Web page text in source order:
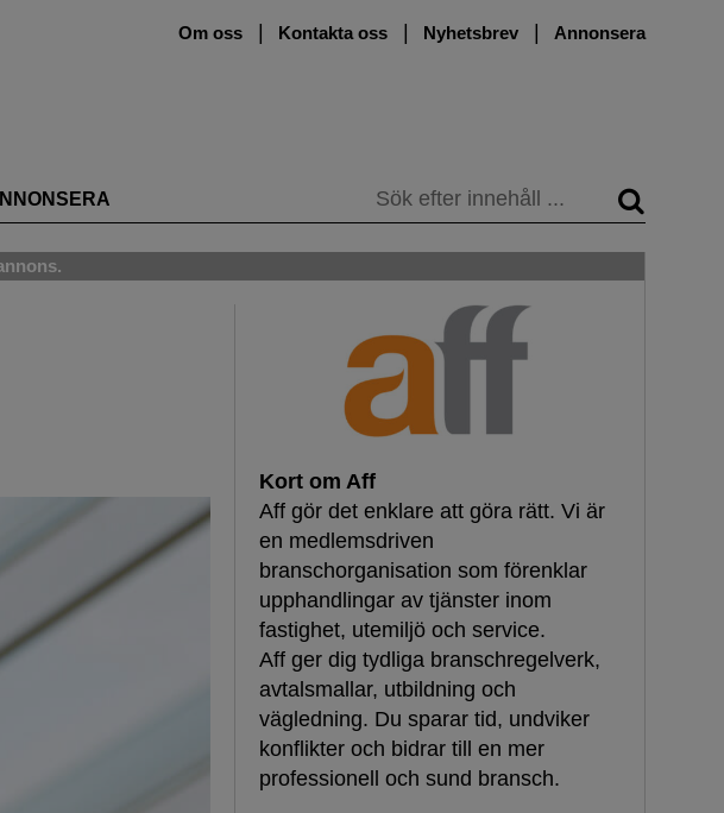
Om oss Kontakta oss Nyhetsbrev Annonsera
Sök
Kort om Aff
Aff gör det enklare att göra rätt. Vi är
en medlemsdriven
branschorganisation som förenklar
upphandlingar av tjänster inom
fastighet, utemiljö och service.
Aff ger dig tydliga branschregelverk,
avtalsmallar, utbildning och
vägledning. Du sparar tid, undviker
konflikter och bidrar till en mer
professionell och sund bransch.